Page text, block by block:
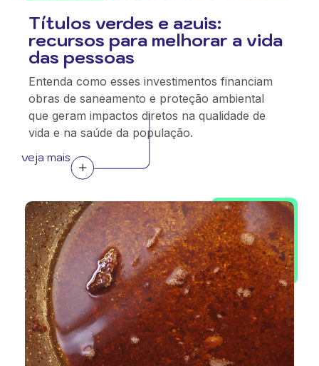
Títulos verdes e azuis:
recursos para melhorar a vida
das pessoas
Entenda como esses investimentos financiam
obras de saneamento e proteção ambiental
que geram impactos diretos na qualidade de
vida e na saúde da população.
veja mais